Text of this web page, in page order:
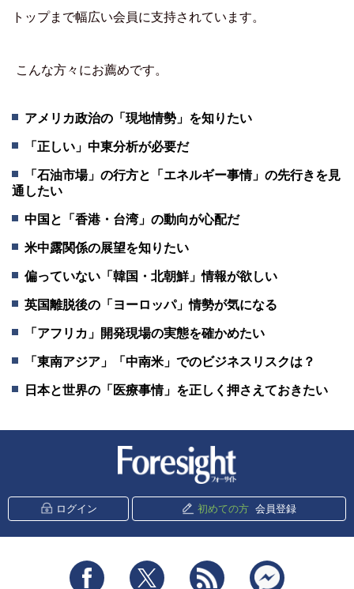
トップまで幅広い会員に支持されています。
こんな方々にお薦めです。
アメリカ政治の「現地情勢」を知りたい
「正しい」中東分析が必要だ
「石油市場」の行方と「エネルギー事情」の先行きを見
通したい
中国と「香港・台湾」の動向が心配だ
米中露関係の展望を知りたい
偏っていない「韓国・北朝鮮」情報が欲しい
英国離脱後の「ヨーロッパ」情勢が気になる
「アフリカ」開発現場の実態を確かめたい
「東南アジア」「中南米」でのビジネスリスクは？
日本と世界の「医療事情」を正しく押さえておきたい
ログイン 初めての方 会員登録
Facebook Twitter RSS